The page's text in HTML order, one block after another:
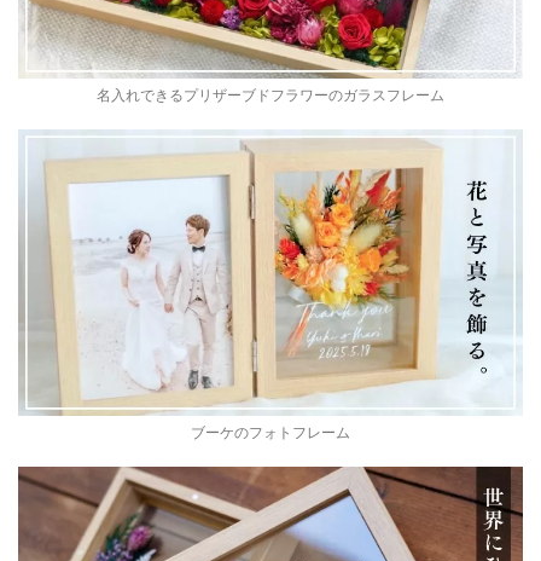
名入れできるプリザーブドフラワーのガラスフレーム
ブーケのフォトフレーム